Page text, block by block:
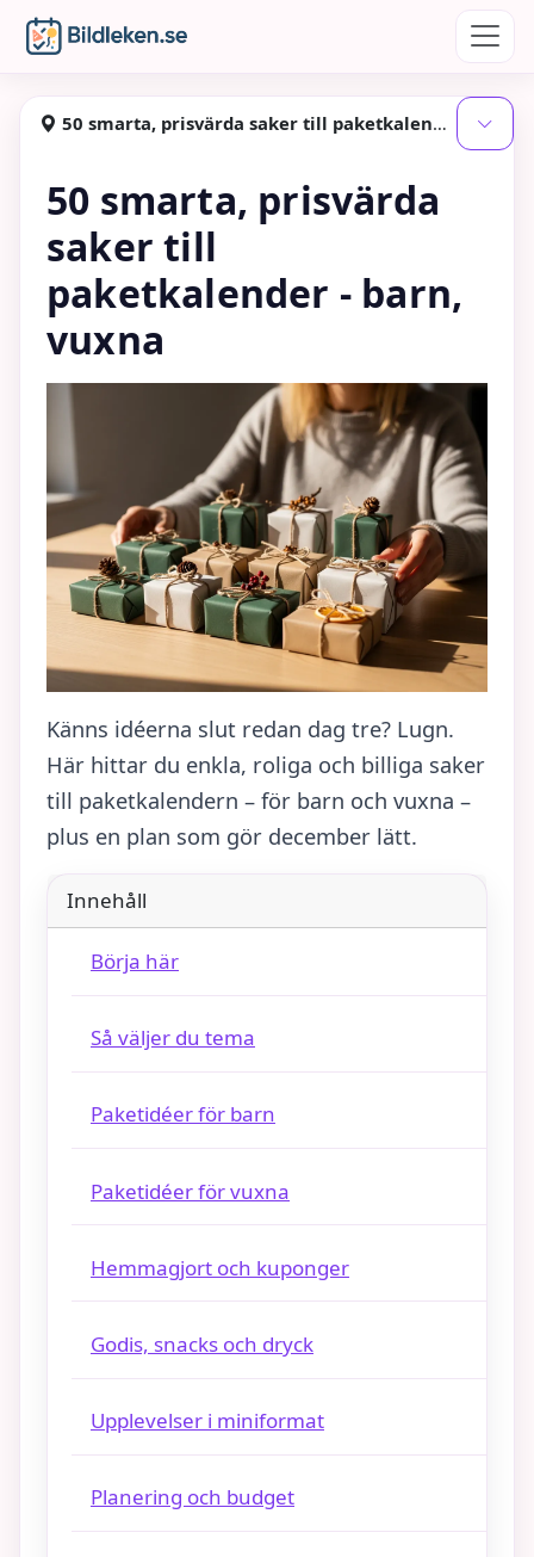
Hoppa till huvudinnehåll
Bildleken
50 smarta, prisvärda saker till paketkalender - barn, vuxna
50 smarta, prisvärda
saker till
paketkalender - barn,
vuxna
Känns idéerna slut redan dag tre? Lugn.
Här hittar du enkla, roliga och billiga saker
till paketkalendern – för barn och vuxna –
plus en plan som gör december lätt.
Innehåll
Börja här
Så väljer du tema
Paketidéer för barn
Paketidéer för vuxna
Hemmagjort och kuponger
Godis, snacks och dryck
Upplevelser i miniformat
Planering och budget